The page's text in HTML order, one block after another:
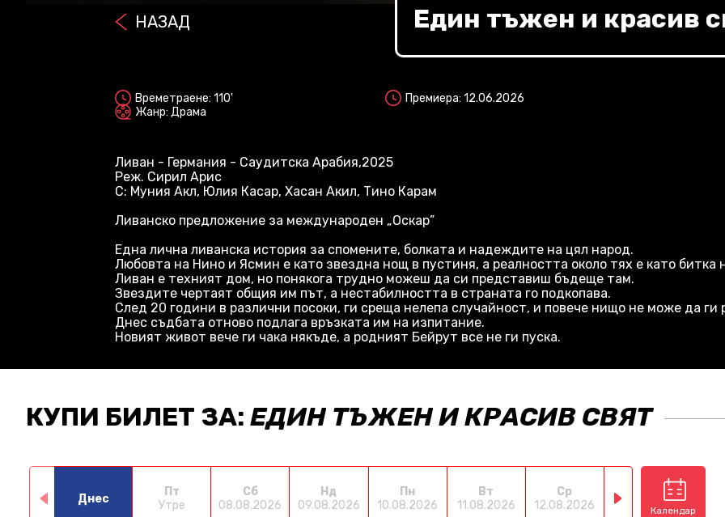
НАЗАД Един тъжен и красив
Времетраене: 110'
Премиера: 12.06.2026
Жанр: Драма
Ливан - Германия - Саудитска Арабия,2025
Реж. Сирил Арис
С: Муния Акл, Юлия Касар, Хасан Акил, Тино Карам
Ливанско предложение за международен „Оскар”
Една лична ливанска история за спомените, болката и надеждите на цял народ.
Любовта на Нино и Ясмин е като звездна нощ в пустиня, а реалността около тях е като битка
Ливан е техният дом, но понякога трудно можеш да си представиш бъдеще там.
Звездите чертаят общия им път, а нестабилността в страната го подкопава.
След 20 години в различни посоки, ги среща нелепа случайност, и повече нищо не може да ги
Днес съдбата отново подлага връзката им на изпитание.
Новият живот вече ги чака някъде, а родният Бейрут все не ги пуска.
КУПИ БИЛЕТ ЗА: ЕДИН ТЪЖЕН И КРАСИВ СВЯТ
Днес
Пт
Утре
Сб
08.08.2026
Нд
09.08.2026
Пн
10.08.2026
Вт
11.08.2026
Ср
12.08.2026
13.08.2026Календар